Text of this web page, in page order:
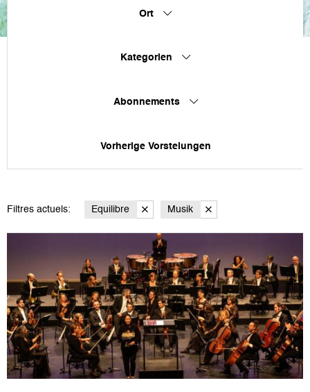
Ort
Kategorien
Abonnements
Vorherige Vorstelungen
Filtres actuels: Equilibre Musik